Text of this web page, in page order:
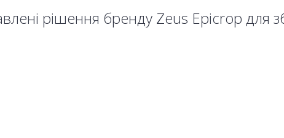
рішення бренду Zeus Epicrop для